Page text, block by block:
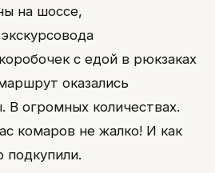
на шоссе,
с едой в рюкзаках
оказались
В огромных количествах.
комаров не жалко! И как
подкупили.